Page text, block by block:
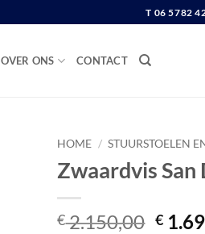
T 06 5782
OVER ONS CONTACT
HOME / STUURSTOELEN
Zwaardvis
€2.150,00 €